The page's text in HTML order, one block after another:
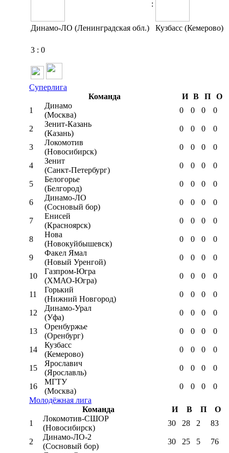
:
Динамо-ЛО (Ленинградская обл.) Кузбасс (Кемерово)
3 : 0
Суперлига
Команда
И В П
О
1
Динамо
(Москва)
0 0 0 0
2
Зенит-Казань
(Казань)
0 0 0 0
3
Локомотив
(Новосибирск)
0 0 0 0
4
Зенит
(Санкт-Петербург)
0 0 0 0
5
Белогорье
(Белгород)
0 0 0 0
6
Динамо-ЛО
(Сосновый бор)
0 0 0 0
7
Енисей
(Красноярск)
0 0 0 0
8
Нова
(Новокуйбышевск)
0 0 0 0
9
Факел Ямал
(Новый Уренгой)
0 0 0 0
10
Газпром-Югра
(ХМАО-Югра)
0 0 0 0
11
Горький
(Нижний Новгород)
0 0 0 0
12
Динамо-Урал
(Уфа)
0 0 0 0
13
Оренбуржье
(Оренбург)
0 0 0 0
14
Кузбасс
(Кемерово)
0 0 0 0
15
Ярославич
(Ярославль)
0 0 0 0
16
МГТУ
(Москва)
0 0 0
0
Молодёжная лига
Команда
И В П
О
1
Локомотив-CШОР
(Новосибирск)
30 28 2 83
2
Динамо-ЛО-2
(Сосновый бор)
30 25 5 76